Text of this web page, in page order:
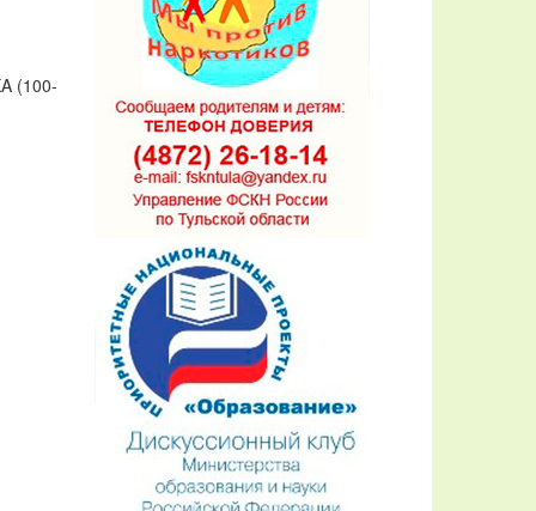
(100-